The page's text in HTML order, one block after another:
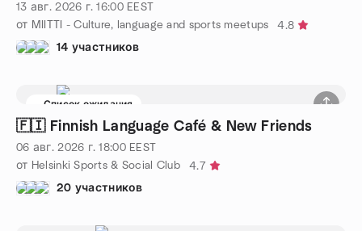
13 авг. 2026 г. 16:00 EEST
от MIITTI - Culture, language and sports meetups
4.8
14 участников
Список ожидания
🇫🇮 Finnish Language Café & New Friends
06 авг. 2026 г. 18:00 EEST
от Helsinki Sports & Social Club
4.7
20 участников